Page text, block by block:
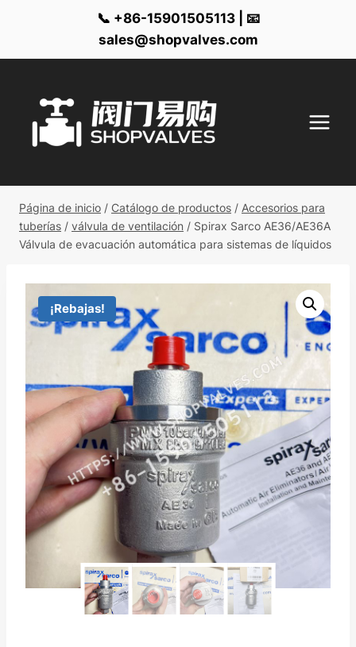
📞 +86-15901505113 | 📧
sales@shopvalves.com
contenido
Página de inicio / Catálogo de productos / Accesorios para
tuberías / válvula de ventilación / Spirax Sarco AE36/AE36A
Válvula de evacuación automática para sistemas de líquidos
¡Rebajas!